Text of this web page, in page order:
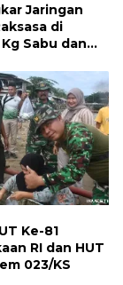
Jaringan
di
Sabu dan
Disita
Ke-81
RI dan HUT
023/KS